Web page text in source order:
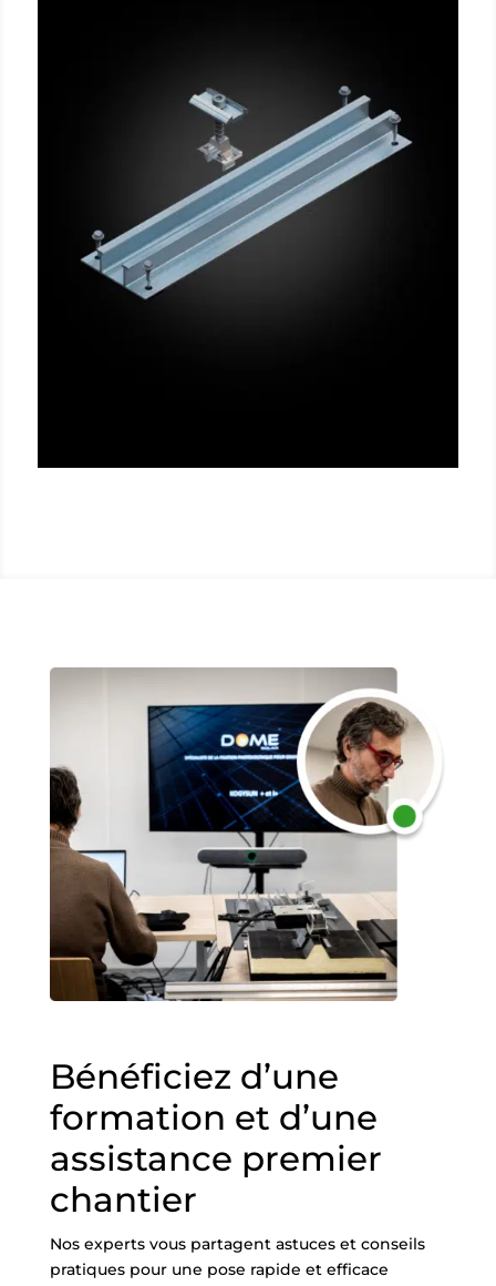
Bénéficiez d’une
formation et d’une
assistance premier
chantier
Nos experts vous partagent astuces et conseils
pratiques pour une pose rapide et efficace